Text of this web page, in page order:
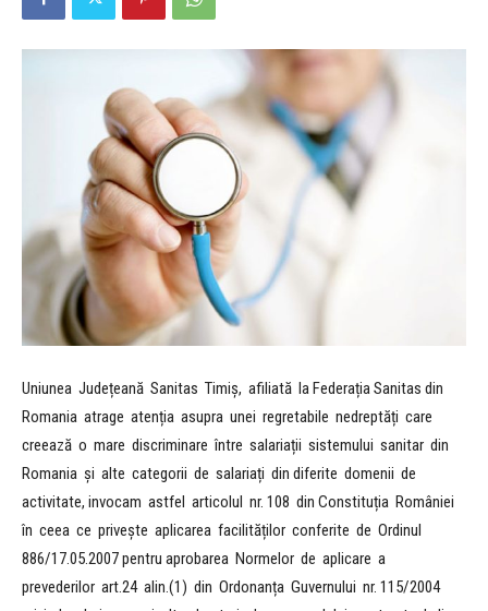
Uniunea Județeană Sanitas Timiș, afiliată la Federația Sanitas din
Romania atrage atenția asupra unei regretabile nedreptăți care
creează o mare discriminare între salariații sistemului sanitar din
Romania și alte categorii de salariați din diferite domenii de
activitate, invocam astfel articolul nr. 108 din Constituția României
în ceea ce privește aplicarea facilităților conferite de Ordinul
886/17.05.2007 pentru aprobarea Normelor de aplicare a
prevederilor art.24 alin.(1) din Ordonanța Guvernului nr. 115/2004